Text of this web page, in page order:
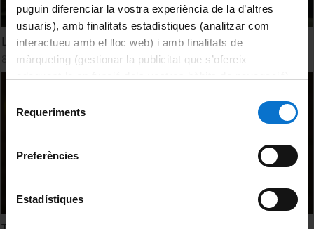
puguin diferenciar la vostra experiència de la d’altres
usuaris), amb finalitats estadístiques (analitzar com
interactueu amb el lloc web) i amb finalitats de
màrqueting (gestionar la publicitat que s’ofereix
consultar laPolítica de galetes del lloc web de la
Requeriments
Preferències
Estadístiques
La ciencia de la luz - Modificando la composición de la luz
8 Febrero, 2016